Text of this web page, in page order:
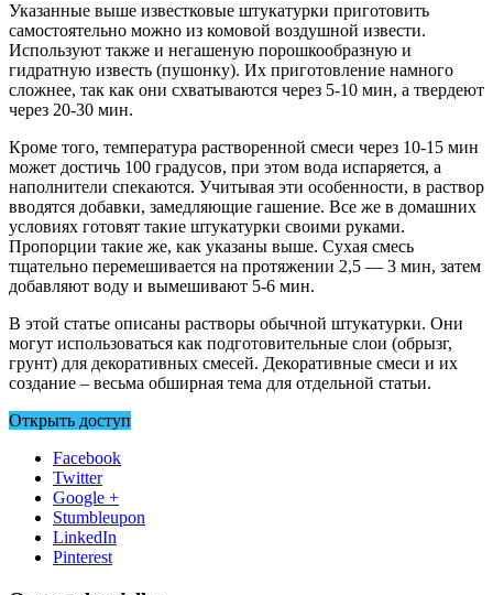
Указанные выше известковые штукатурки приготовить
самостоятельно можно из комовой воздушной извести.
Используют также и негашеную порошкообразную и
гидратную известь (пушонку). Их приготовление намного
сложнее, так как они схватываются через 5-10 мин, а твердеют
через 20-30 мин.
Кроме того, температура растворенной смеси через 10-15 мин
может достичь 100 градусов, при этом вода испаряется, а
наполнители спекаются. Учитывая эти особенности, в раствор
вводятся добавки, замедляющие гашение. Все же в домашних
условиях готовят такие штукатурки своими руками.
Пропорции такие же, как указаны выше. Сухая смесь
тщательно перемешивается на протяжении 2,5 — 3 мин, затем
добавляют воду и вымешивают 5-6 мин.
В этой статье описаны растворы обычной штукатурки. Они
могут использоваться как подготовительные слои (обрызг,
грунт) для декоративных смесей. Декоративные смеси и их
создание – весьма обширная тема для отдельной статьи.
Открыть доступ
Facebook
Twitter
Google +
Stumbleupon
LinkedIn
Pinterest